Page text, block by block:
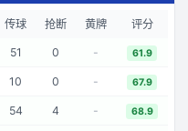
传球 抢断 黄牌 评分
51 0 - 61.9
10 0 - 67.9
54 4 - 68.9